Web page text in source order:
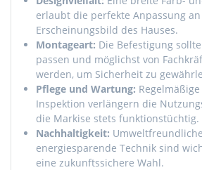
erlaubt die perfekte Anpassung
Erscheinungsbild des Hauses.
Montageart: Die Befestigung
passen und möglichst von
werden, um Sicherheit zu
Pflege und Wartung:
Inspektion verlängern die
die Markise stets funktionstüchtig.
Nachhaltigkeit:
energiesparende Technik sind
eine zukunftssichere Wahl.